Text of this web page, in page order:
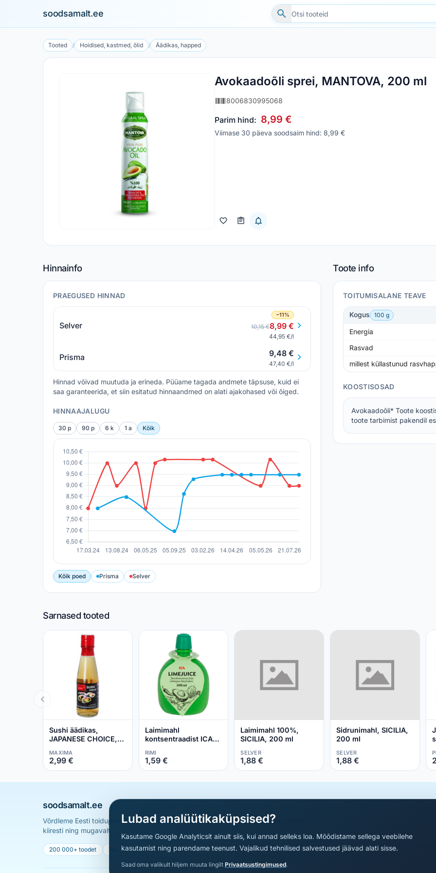
soodsamalt.ee
Tooted / Hoidised, kastmed, õlid / Äädikas, happed
Avokaadoõli sprei, MANTOVA, 200 ml
8006830995068
Parim hind: 8,99 €
Viimase 30 päeva soodsaim hind: 8,99 €
Hinnainfo
PRAEGUSED HINNAD
Selver
−11%
10,15 €8,99 €
44,95 €/l
Prisma 9,48 €
47,40 €/l
Hinnad võivad muutuda ja erineda. Püüame tagada andmete täpsuse, kuid ei
saa garanteerida, et siin esitatud hinnaandmed on alati ajakohased või õiged.
HINNAAJALUGU
30 p 90 p 6 k 1 a Kõik
Kõik poed Prisma Selver
Toote info
TOITUMISALANE TEAVE
Kogus 100 g
Energia
Rasvad
millest küllastunud
KOOSTISOSAD
Avokaadoõli* Toote
toote tarbimist pakendil
Sarnased tooted
Sushi äädikas,
JAPANESE CHOICE,
MAXIMA
2,99 €
Laimimahl
kontsentraadist ICA
RIMI
1,59 €
Laimimahl 100%,
SICILIA, 200 ml
SELVER
1,88 €
Sidrunimahl, SICILIA,
200 ml
SELVER
1,88 €
soodsamalt.ee
Võrdleme Eesti toidupoodide hindu ja aitame sul leida parimad sooduspakkumised
kiiresti ning mugavalt.
200 000+ toodet 15+ poodi Uueneb iga päev
Lubad analüütikaküpsised?
Kasutame Google Analyticsit ainult siis, kui annad selleks loa. Mõõdistame sellega veebilehe
kasutamist ning parendame teenust. Vajalikud tehnilised salvestused jäävad alati sisse.
Saad oma valikult hiljem muuta lingilt Privaatsustingimused.